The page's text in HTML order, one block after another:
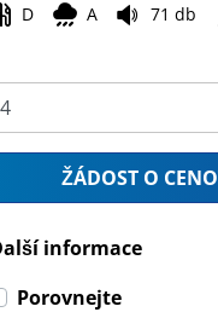
D A 71 db
ŽÁDOST O
informace
Porovnejte